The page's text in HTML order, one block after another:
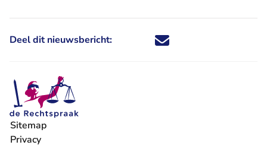
Deel dit nieuwsbericht: Deel dit nieuwsbericht via X -
Deel dit nieuwsbericht via
Deel dit nieuwsbericht
Deel dit
Sitemap
Privacy